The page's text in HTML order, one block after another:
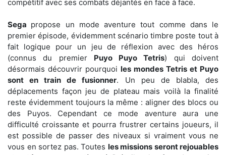
compétitif avec ses combats déjantés en face à face.
Sega propose un mode aventure tout comme dans le
premier épisode, évidemment scénario timbre poste tout à
fait logique pour un jeu de réflexion avec des héros
(connus du premier Puyo Puyo Tetris) qui doivent
désormais découvrir pourquoi les mondes Tetris et Puyo
sont en train de fusionner. Un peu de blabla, des
déplacements façon jeu de plateau mais voilà la finalité
reste évidemment toujours la même : aligner des blocs ou
des Puyos. Cependant ce mode aventure aura une
difficulté croissante et pourra frustrer certains joueurs, il
est possible de passer des niveaux si vraiment vous ne
vous en sortez pas. Toutes les missions seront rejouables